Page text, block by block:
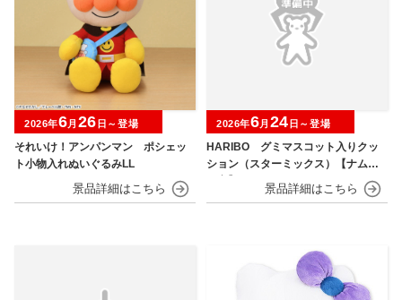
それいけ！アンパンマン ポシェッ
ト小物入れぬいぐるみLL
2026年6月 26 日～登場
HARIBO グミマスコット入りクッ
ション（スターミックス）【ナムコ
2026年6月 24 日～登場